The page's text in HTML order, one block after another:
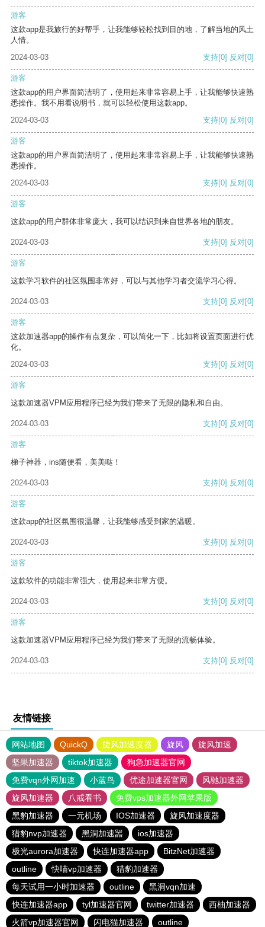
游客
这款app是我旅行的好帮手，让我能够轻松找到目的地，了解当地的风土
人情。
2024-03-03
支持[0] 反对[0]
游客
这款app的用户界面简洁明了，使用起来非常容易上手，让我能够快速熟
悉操作。我不用看说明书，就可以轻松使用这款app。
2024-03-03
支持[0] 反对[0]
游客
这款app的用户界面简洁明了，使用起来非常容易上手，让我能够快速熟
悉操作。
2024-03-03
支持[0] 反对[0]
游客
这款app的用户群体非常庞大，我可以结识到来自世界各地的朋友。
2024-03-03 支持[0] 反对[0]
游客
这款学习软件的社区氛围非常好，可以与其他学习者交流学习心得。
2024-03-03 支持[0] 反对[0]
游客
这款加速器app的操作有点复杂，可以简化一下，比如将设置页面进行优
化。
2024-03-03
支持[0] 反对[0]
游客
这款加速器VPM应用程序已经为我们带来了无限的隐私和自由。
2024-03-03 支持[0] 反对[0]
游客
梯子神器，ins随便看，美美哒！
2024-03-03 支持[0] 反对[0]
游客
这款app的社区氛围很温馨，让我能够感受到家的温暖。
2024-03-03 支持[0] 反对[0]
游客
这款软件的功能非常强大，使用起来非常方便。
2024-03-03 支持[0] 反对[0]
游客
这款加速器VPM应用程序已经为我们带来了无限的流畅体验。
2024-03-03 支持[0] 反对[0]
友情链接
网站地图 QuickQ 旋风加速度器 旋风
旋风加速
坚果加速器
tiktok加速器
狗急加速器官网
免费vqn外网加速
小蓝鸟 优途加速器官网
风驰加速器
旋风加速器
八戒看书
免费vps加速器外网苹果版
黑豹加速器
一元机场 IOS加速器
旋风加速度器
猎豹nvp加速器
黑洞加速噐
ios加速器
极光aurora加速器
快连加速器app
BitzNet加速器
outline
快喵vp加速器
猎豹加速器
每天试用一小时加速器
outline
黑洞vqn加速
快连加速器app
tyl加速器官网 twitter加速器
西柚加速器
火箭vp加速器官网
闪电猫加速器 outline